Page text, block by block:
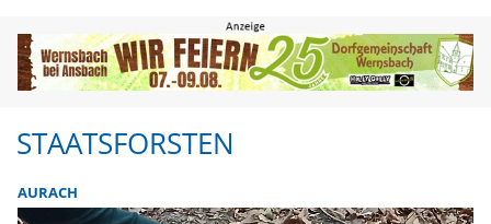
Staatsforsten | FLZ.de
STAATSFORSTEN
AURACH